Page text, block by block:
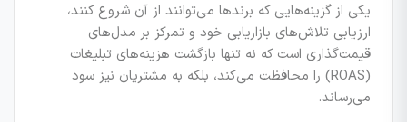
یکی از گزینه‌هایی که برندها می‌توانند از آن شروع کنند،
ارزیابی تلاش‌های بازاریابی خود و تمرکز بر مدل‌های
قیمت‌گذاری است که نه تنها بازگشت هزینه‌های تبلیغات
(ROAS) را محافظت می‌کند، بلکه به مشتریان نیز سود
می‌رساند.